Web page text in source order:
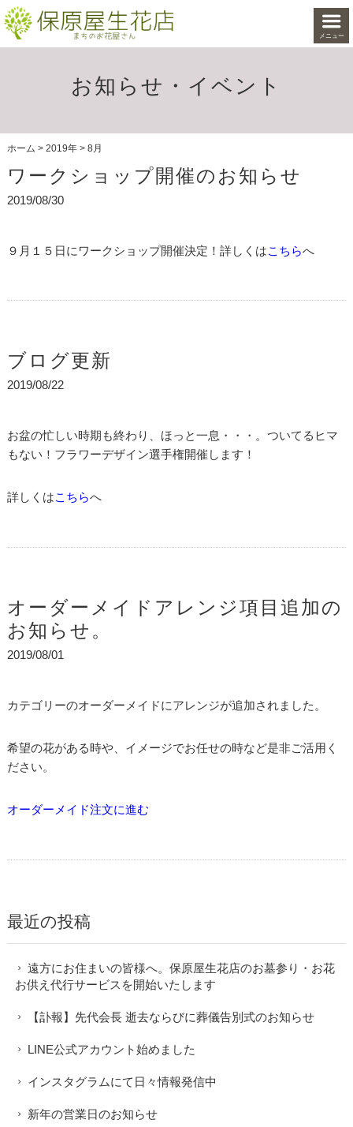
メニュー
お知らせ・イベント
ホーム > 2019年> 8月
ワークショップ開催のお知らせ
2019/08/30
９月１５日にワークショップ開催決定！詳しくはこちらへ
ブログ更新
2019/08/22
お盆の忙しい時期も終わり、ほっと一息・・・。ついてるヒマ
もない！フラワーデザイン選手権開催します！
詳しくはこちらへ
オーダーメイドアレンジ項目追加の
お知らせ。
2019/08/01
カテゴリーのオーダーメイドにアレンジが追加されました。
希望の花がある時や、イメージでお任せの時など是非ご活用く
ださい。
オーダーメイド注文に進む
最近の投稿
遠方にお住まいの皆様へ。保原屋生花店のお墓参り・お花
お供え代行サービスを開始いたします
【訃報】先代会長 逝去ならびに葬儀告別式のお知らせ
LINE公式アカウント始めました
インスタグラムにて日々情報発信中
新年の営業日のお知らせ